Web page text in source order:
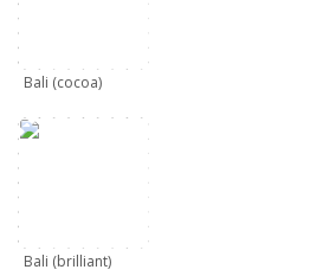
Bali (cocoa)
Bali (brilliant)